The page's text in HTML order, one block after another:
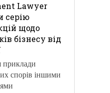
Lawyer
серію
щодо
бізнесу від
приклади
спорів іншими